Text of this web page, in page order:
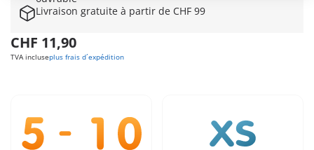
Livraison gratuite à partir de CHF 99
CHF 11,90
TVA incluseplus frais d´expédition